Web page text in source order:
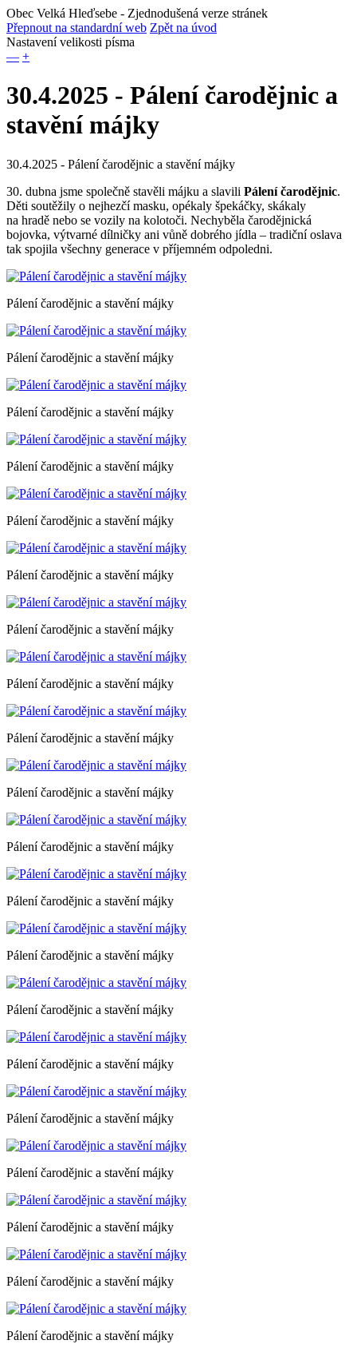
Obec Velká Hleďsebe - Zjednodušená verze stránek
Přepnout na standardní web Zpět na úvod
Nastavení velikosti písma
— +
30.4.2025 - Pálení čarodějnic a
stavění májky
30.4.2025 - Pálení čarodějnic a stavění májky
30. dubna jsme společně stavěli májku a slavili Pálení čarodějnic.
Děti soutěžily o nejhezčí masku, opékaly špekáčky, skákaly
na hradě nebo se vozily na kolotoči. Nechyběla čarodějnická
bojovka, výtvarné dílničky ani vůně dobrého jídla – tradiční oslava
tak spojila všechny generace v příjemném odpoledni.
Pálení čarodějnic a stavění májky
Pálení čarodějnic a stavění májky
Pálení čarodějnic a stavění májky
Pálení čarodějnic a stavění májky
Pálení čarodějnic a stavění májky
Pálení čarodějnic a stavění májky
Pálení čarodějnic a stavění májky
Pálení čarodějnic a stavění májky
Pálení čarodějnic a stavění májky
Pálení čarodějnic a stavění májky
Pálení čarodějnic a stavění májky
Pálení čarodějnic a stavění májky
Pálení čarodějnic a stavění májky
Pálení čarodějnic a stavění májky
Pálení čarodějnic a stavění májky
Pálení čarodějnic a stavění májky
Pálení čarodějnic a stavění májky
Pálení čarodějnic a stavění májky
Pálení čarodějnic a stavění májky
Pálení čarodějnic a stavění májky